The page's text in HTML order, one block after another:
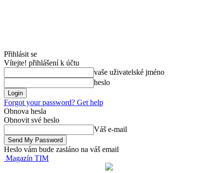
Přihlásit se
Vítejte! přihlášení k účtu
vaše uživatelské jméno
heslo
Forgot your password? Get help
Obnova hesla
Obnovit své heslo
Váš e-mail
Heslo vám bude zasláno na váš email
Magazín TIM